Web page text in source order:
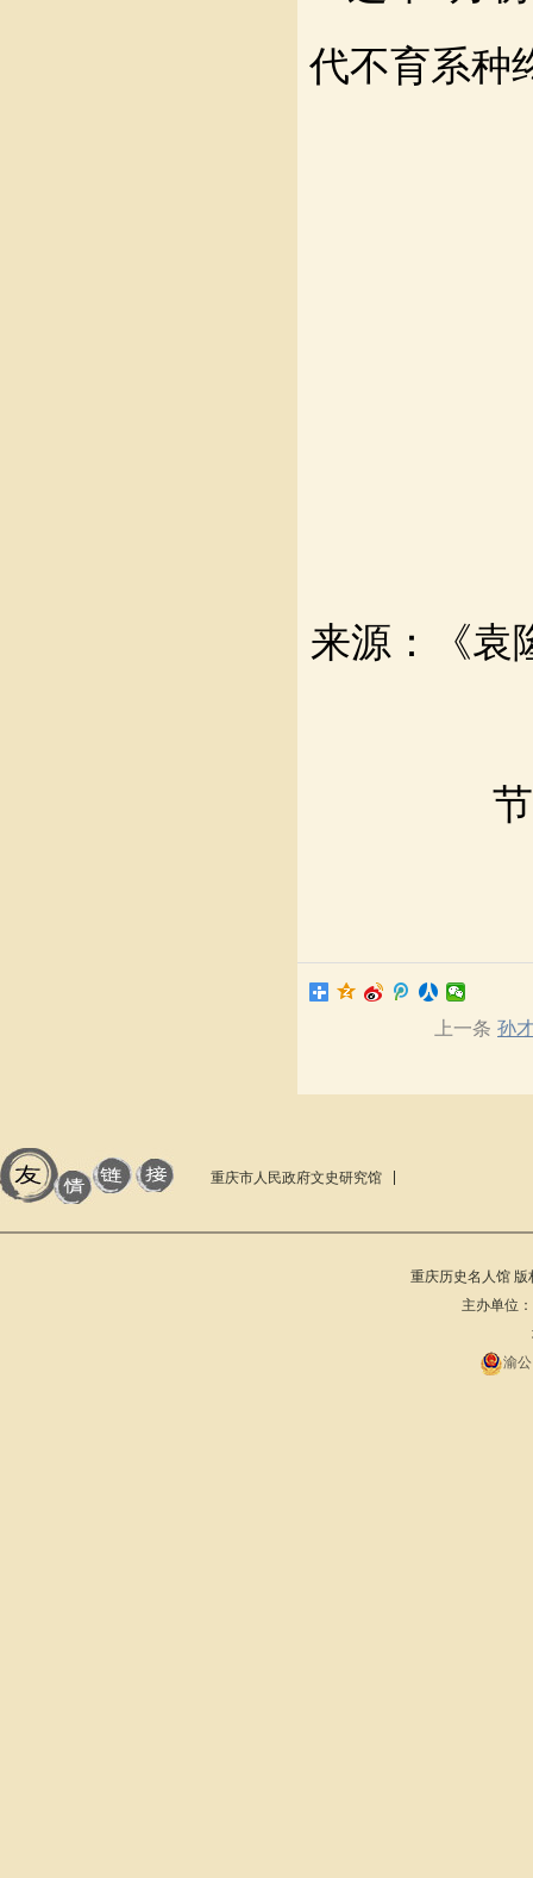
代不育系种
来源：《袁
上一条 孙
重庆市人民政府文史研究馆
重庆历史名人馆 版
主办单位
渝公